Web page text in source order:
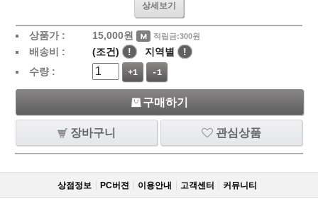
상세보기
상품가 : 15,000원 적립금:300원
배송비 : (조건) ! 지역별
!
수량 :
+1 -1
구매하기
장바구니 관심상품
상점정보 PC버젼 이용안내 고객센터 커뮤니티